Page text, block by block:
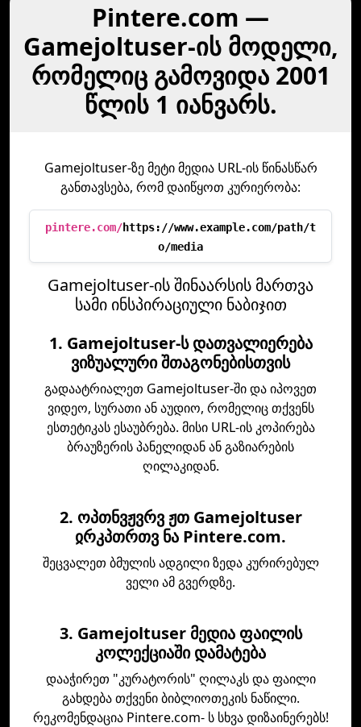
Pintere.com —
Gamejoltuser-ის მოდელი,
რომელიც გამოვიდა 2001
წლის 1 იანვარს.
Gamejoltuser-ზე მეტი მედია URL-ის წინასწარ
განთავსება, რომ დაიწყოთ კურიერობა:
pintere.com/https://www.example.com/path/t
o/media
Gamejoltuser-ის შინაარსის მართვა
სამი ინსპირაციული ნაბიჯით
1. Gamejoltuser-ს დათვალიერება
ვიზუალური შთაგონებისთვის
გადაატრიალეთ Gamejoltuser-ში და იპოვეთ
ვიდეო, სურათი ან აუდიო, რომელიც თქვენს
ესთეტიკას ესაუბრება. მისი URL-ის კოპირება
ბრაუზერის პანელიდან ან გაზიარების
ღილაკიდან.
2. ოპთნვჟვრვ ჟთ Gamejoltuser
ჲრკპთრთვ ნა Pintere.com.
შეცვალეთ ბმულის ადგილი ზედა კურირებულ
ველი ამ გვერდზე.
3. Gamejoltuser მედია ფაილის
კოლექციაში დამატება
დააჭირეთ "კურატორის" ღილაკს და ფაილი
გახდება თქვენი ბიბლიოთეკის ნაწილი.
რეკომენდაცია Pintere.com- ს სხვა დიზაინერებს!